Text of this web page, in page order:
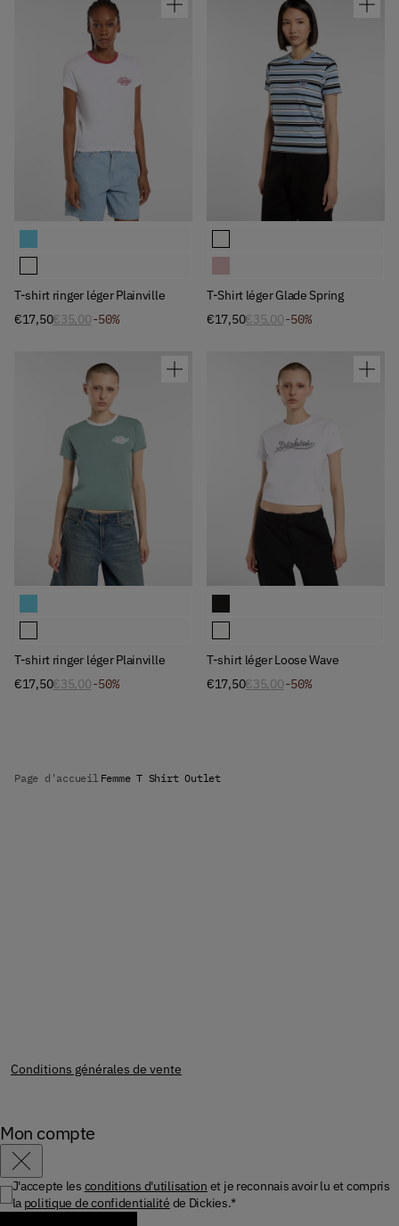
Available Colors
T-shirt ringer léger Plainville
€17,50€35,00-50%
Available Colors
T-Shirt léger Glade Spring
€17,50€35,00-50%
Available Colors
T-shirt ringer léger Plainville
€17,50€35,00-50%
Available Colors
T-shirt léger Loose Wave
€17,50€35,00-50%
Page d'accueil Femme T Shirt Outlet
Conditions générales de vente
Mon compte
Fermer
J'accepte les conditions d'utilisation et je reconnais avoir lu et compris
la politique de confidentialité de Dickies.*